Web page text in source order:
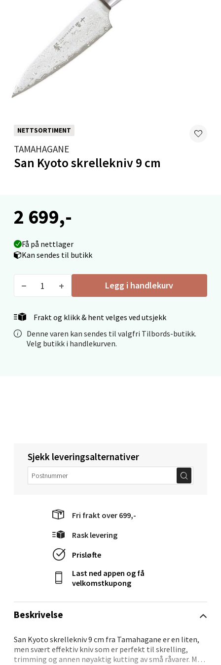
NETTSORTIMENT
TAMAHAGANE
San Kyoto skrellekniv 9 cm
2 699,-
Få på nettlager
Kan sendes til butikk
Legg i handlekurv
Frakt og klikk & hent velges ved utsjekk
Denne varen kan sendes til valgfri Tilbords-butikk.
Velg butikk i handlekurven.
Beskrivelse
San Kyoto skrellekniv 9 cm fra Tamahagane er en liten,
men svært effektiv kniv som er perfekt til skrelling,
trimming og annen nøyaktig kutting av små råvarer. Med
Sjekk leveringsalternativer
Fri frakt over 699,-
Rask levering
Prisløfte
Last ned appen og få
velkomstkupong
Levanger - Magneten
Skarvøyveien 55, 4517 Mandal
0 i butikk
Velg
Mo i Rana - Thon Senter Mo i Rana
Fridtjof Nansensgate 22, 8622 Mo i Rana
Ålesund - Thon Senter Moa
Langelandsvegen 25, 6010 Ålesund
Åpent i dag 10-20
Molde - Moldetorget
Åpent i dag 10-20
Velg